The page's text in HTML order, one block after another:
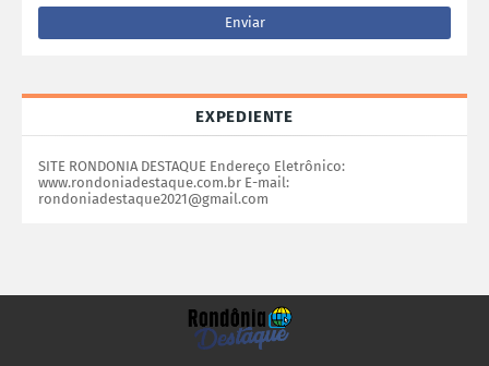
EXPEDIENTE
SITE RONDONIA DESTAQUE Endereço Eletrônico:
www.rondoniadestaque.com.br E-mail:
rondoniadestaque2021@gmail.com